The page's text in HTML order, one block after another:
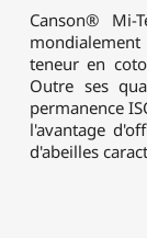
24
32
CM
Canson®
teneur en
Outre ses
permanence
l'avantage
d'abeilles